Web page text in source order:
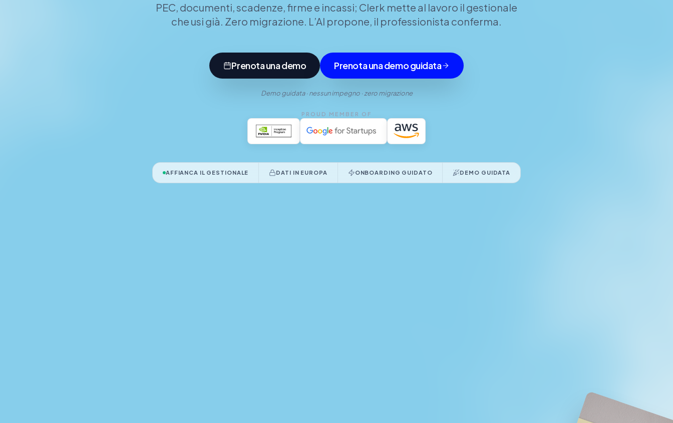
PEC, documenti, scadenze, firme e incassi; Clerk mette al lavoro il gestionale
che usi già. Zero migrazione. L’AI propone, il professionista conferma.
Prenota una demo Prenota una demo guidata
Demo guidata · nessun impegno · zero migrazione
PROUD MEMBER OF
AFFIANCA IL GESTIONALE DATI IN EUROPA ONBOARDING GUIDATO DEMO GUIDATA